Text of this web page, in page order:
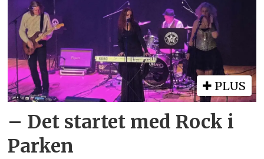
PLUS
– Det startet med Rock i
Parken